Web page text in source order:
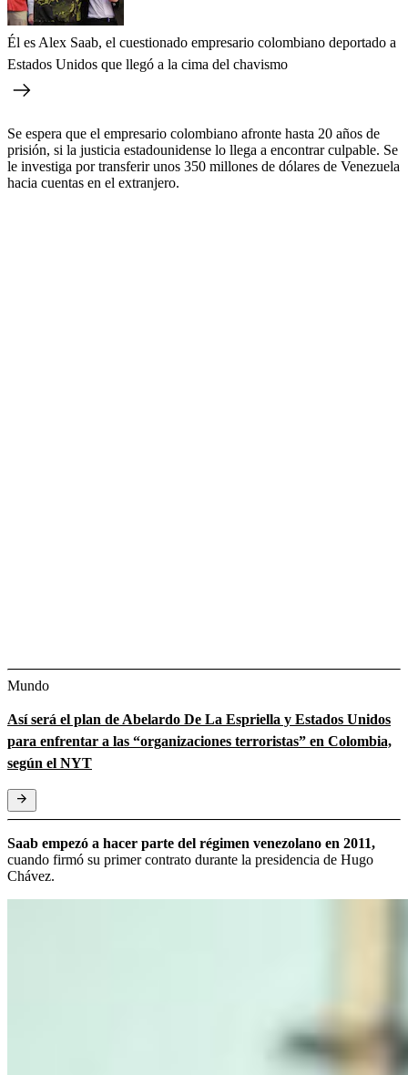
Él es Alex Saab, el cuestionado empresario colombiano deportado a
Estados Unidos que llegó a la cima del chavismo
Se espera que el empresario colombiano afronte hasta 20 años de
prisión, si la justicia estadounidense lo llega a encontrar culpable. Se
le investiga por transferir unos 350 millones de dólares de Venezuela
hacia cuentas en el extranjero.
Mundo
Así será el plan de Abelardo De La Espriella y Estados Unidos
para enfrentar a las “organizaciones terroristas” en Colombia,
según el NYT
Saab empezó a hacer parte del régimen venezolano en 2011,
cuando firmó su primer contrato durante la presidencia de Hugo
Chávez.